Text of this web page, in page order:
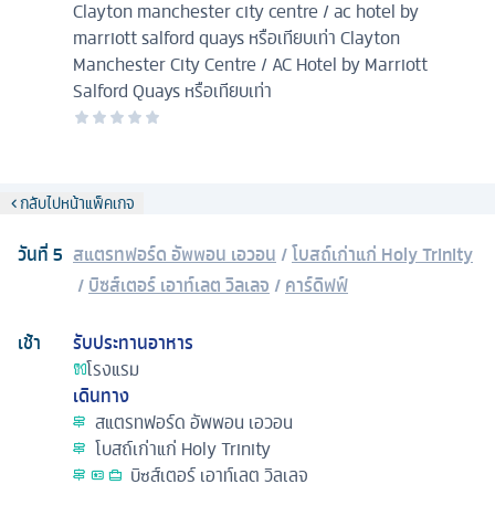
Clayton manchester city centre / ac hotel by
marriott salford quays หรือเทียบเท่าClayton
Manchester City Centre / AC Hotel by Marriott
Salford Quays หรือเทียบเท่า
กลับไปหน้าแพ็คเกจ
วันที่5 สแตรทฟอร์ด อัพพอน เอวอน /โบสถ์เก่าแก่ Holy Trinity
/บิซส์เตอร์ เอาท์เลต วิลเลจ /คาร์ดิฟฟ์
เช้า
รับประทานอาหาร
โรงแรม
เดินทาง
สแตรทฟอร์ด อัพพอน เอวอน
โบสถ์เก่าแก่ Holy Trinity
บิซส์เตอร์ เอาท์เลต วิลเลจ